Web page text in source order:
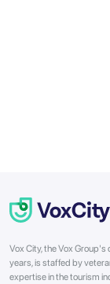
Vox City, the Vox
years, is staffed by
expertise in the tourism